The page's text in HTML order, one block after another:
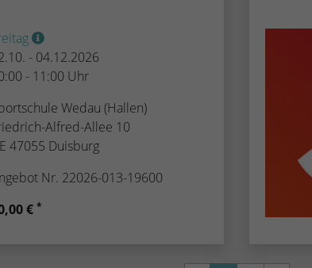
- 04.12.2026
- 11:00 Uhr
Wedau (Hallen)
Alfred-Allee 10
47055 Duisburg
Nr. 22026-013-19600
€ *